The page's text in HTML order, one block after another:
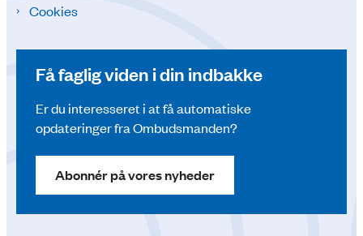
Cookies
Få faglig viden i din indbakke
Er du interesseret i at få automatiske
opdateringer fra Ombudsmanden?
Abonnér på vores nyheder